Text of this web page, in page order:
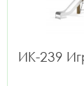
ИК-239